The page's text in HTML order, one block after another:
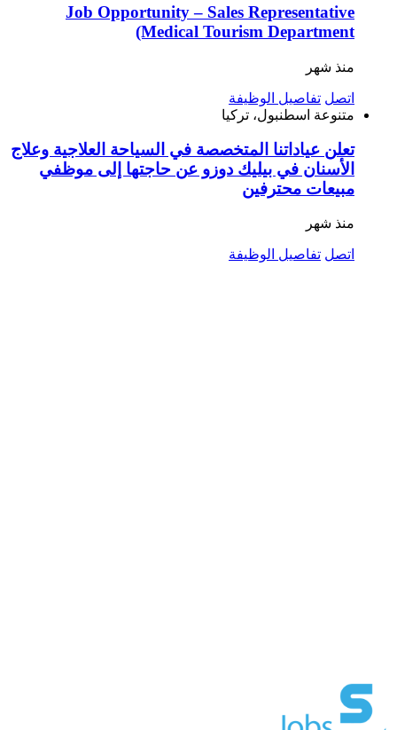
Job Opportunity – Sales Representative
(Medical Tourism Department
منذ شهر
اتصل تفاصيل الوظيفة
متنوعة اسطنبول، تركيا
تعلن عياداتنا المتخصصة في السياحة العلاجية وعلاج
الأسنان في بيليك دوزو عن حاجتها إلى موظفي
مبيعات محترفين
منذ شهر
اتصل تفاصيل الوظيفة